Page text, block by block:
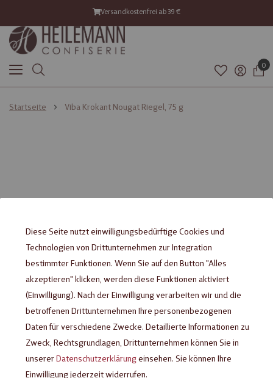
Versandkostenfrei ab 39 €
0
Startseite Viba Krokant Nougat Riegel, 75 g
Diese Seite nutzt einwilligungsbedürftige Cookies und
Technologien von Drittunternehmen zur Integration
bestimmter Funktionen. Wenn Sie auf den Button "Alles
akzeptieren" klicken, werden diese Funktionen aktiviert
(Einwilligung). Nach der Einwilligung verarbeiten wir und die
betroffenen Drittunternehmen Ihre personenbezogenen
Daten für verschiedene Zwecke. Detaillierte Informationen zu
Zweck, Rechtsgrundlagen, Drittunternehmen können Sie in
unsererDatenschutzerklärungeinsehen. Sie können Ihre
Einwilligung jederzeit widerrufen.